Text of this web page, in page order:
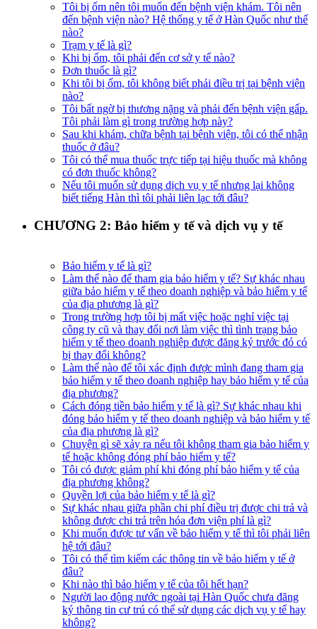
Tôi bị ốm nên tôi muốn đến bệnh viện khám. Tôi nên
đến bệnh viện nào? Hệ thống y tế ở Hàn Quốc như thế
nào?
Trạm y tế là gì?
Khi bị ốm, tôi phải đến cơ sở y tế nào?
Đơn thuốc là gì?
Khi tôi bị ốm, tôi không biết phải điều trị tại bệnh viện
nào?​
Tôi bất ngờ bị thương nặng và phải đến bệnh viện gấp.
Tôi phải làm gì trong trường hợp này?
Sau khi khám, chữa bệnh tại bệnh viện, tôi có thể nhận
thuốc ở đâu?
Tôi có thể mua thuốc trực tiếp tại hiệu thuốc mà không
có đơn thuốc không?
Nếu tôi muốn sử dụng dịch vụ y tế nhưng lại không
biết tiếng Hàn thì tôi phải liên lạc tới đâu?
CHƯƠNG 2: Bảo hiểm y tế và dịch vụ y tế
Bảo hiểm y tế là gì?
Làm thế nào để tham gia bảo hiểm y tế? Sự khác nhau
giữa bảo hiểm y tế theo doanh nghiệp và bảo hiểm y tế
của địa phương là gì?
Trong trường hợp tôi bị mất việc hoặc nghỉ việc tại
công ty cũ và thay đổi nơi làm việc thì tình trạng bảo
hiểm y tế theo doanh nghiệp được đăng ký trước đó có
bị thay đổi không?
Làm thế nào để tôi xác định được mình đang tham gia
bảo hiểm y tế theo doanh nghiệp hay bảo hiểm y tế của
địa phương?
Cách đóng tiền bảo hiểm y tế là gì? Sự khác nhau khi
đóng bảo hiểm y tế theo doanh nghiệp và bảo hiểm y tế
của địa phương là gì?
Chuyện gì sẽ xảy ra nếu tôi không tham gia bảo hiểm y
tế hoặc không đóng phí bảo hiểm y tế?
Tôi có được giảm phí khi đóng phí bảo hiểm y tế của
địa phương không?
Quyền lợi của bảo hiểm y tế là gì?
Sự khác nhau giữa phần chi phí điều trị được chi trả và
không được chi trả trên hóa đơn viện phí là gì?
Khi muốn được tư vấn về bảo hiểm y tế thì tôi phải liên
hệ tới đâu?
Tôi có thể tìm kiếm các thông tin về bảo hiểm y tế ở
đâu?
Khi nào thì bảo hiểm y tế của tôi hết hạn?
Người lao động nước ngoài tại Hàn Quốc chưa đăng
ký thông tin cư trú có thể sử dụng các dịch vụ y tế hay
không?​